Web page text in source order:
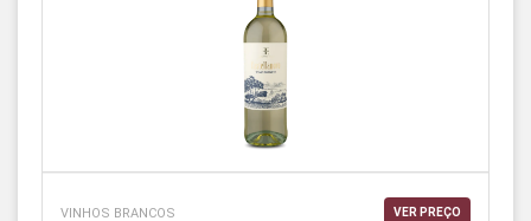
VINHOS BRANCOS VER PREÇO